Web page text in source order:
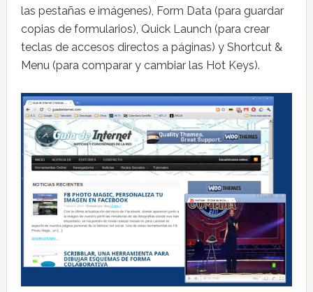
las pestañas e imágenes), Form Data (para guardar
copias de formularios), Quick Launch (para crear
teclas de accesos directos a páginas) y Shortcut &
Menu (para comparar y cambiar las Hot Keys).